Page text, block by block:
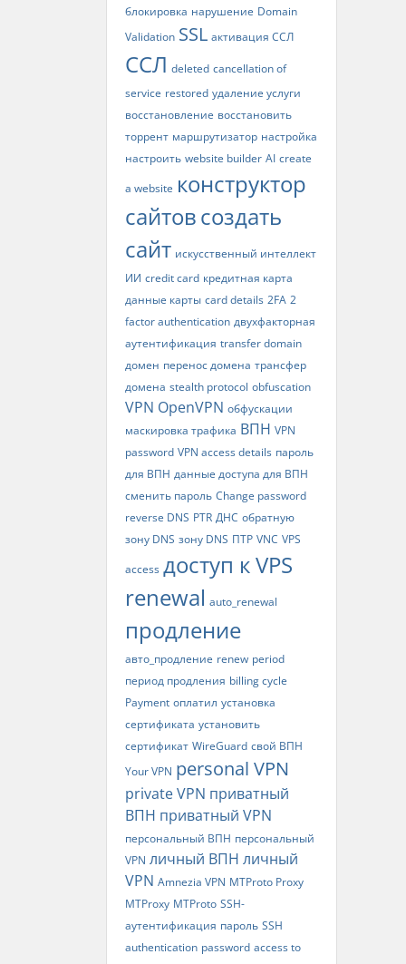
блокировка нарушение Domain
Validation SSL активация ССЛ
ССЛ deleted cancellation of
service restored удаление услуги
восстановление восстановить
торрент маршрутизатор настройка
настроить website builder AI create
a website конструктор
сайтовсоздать
сайт искусственный интеллект
ИИ credit card кредитная карта
данные карты card details 2FA 2
factor authentication двухфакторная
аутентификация transfer domain
домен перенос домена трансфер
домена stealth protocol obfuscation
VPN OpenVPN обфускации
маскировка трафика ВПН VPN
password VPN access details пароль
для ВПН данные доступа для ВПН
сменить пароль Change password
reverse DNS PTR ДНС обратную
зону DNS зону DNS ПТР VNC VPS
access доступ к VPS
renewal auto_renewal
продление
авто_продление renew period
период продления billing cycle
Payment оплатил установка
сертификата установить
сертификат WireGuard свой ВПН
Your VPN personal VPN
private VPN приватный
ВПН приватный VPN
персональный ВПН персональный
VPN личный ВПН личный
VPN Amnezia VPN MTProto Proxy
MTProxy MTProto SSH-
аутентификация пароль SSH
authentication password access to